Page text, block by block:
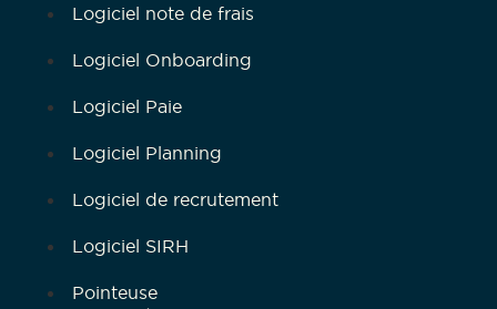
Logiciel note de frais
Logiciel Onboarding
Logiciel Paie
Logiciel Planning
Logiciel de recrutement
Logiciel SIRH
Pointeuse